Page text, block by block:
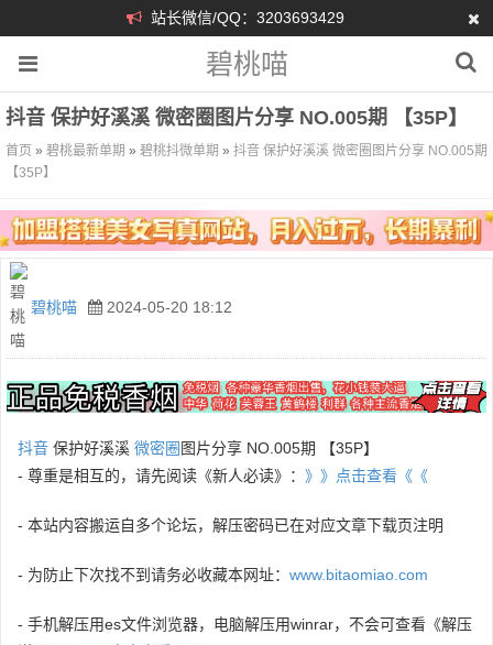
站长微信/QQ：3203693429
碧桃喵
抖音 保护好溪溪 微密圈图片分享 NO.005期 【35P】
首页 » 碧桃最新单期 » 碧桃抖微单期 » 抖音 保护好溪溪 微密圈图片分享 NO.005期
【35P】
碧桃喵 2024-05-20 18:12
抖音 保护好溪溪 微密圈 图片分享 NO.005期 【35P】
- 尊重是相互的，请先阅读《新人必读》： 》》点击查看《《
- 本站内容搬运自多个论坛，解压密码已在对应文章下载页注明
- 为防止下次找不到请务必收藏本网址： www.bitaomiao.com
- 手机解压用es文件浏览器，电脑解压用winrar，不会可查看《解压